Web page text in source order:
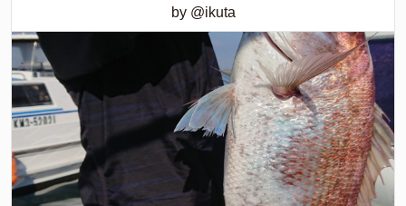
by @ikuta